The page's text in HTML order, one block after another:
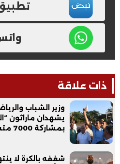
ذات علاقة
وزير الشباب
يشهدان ماراثون
بمشاركة 7000 متسابق
شغفه بالكرة لا